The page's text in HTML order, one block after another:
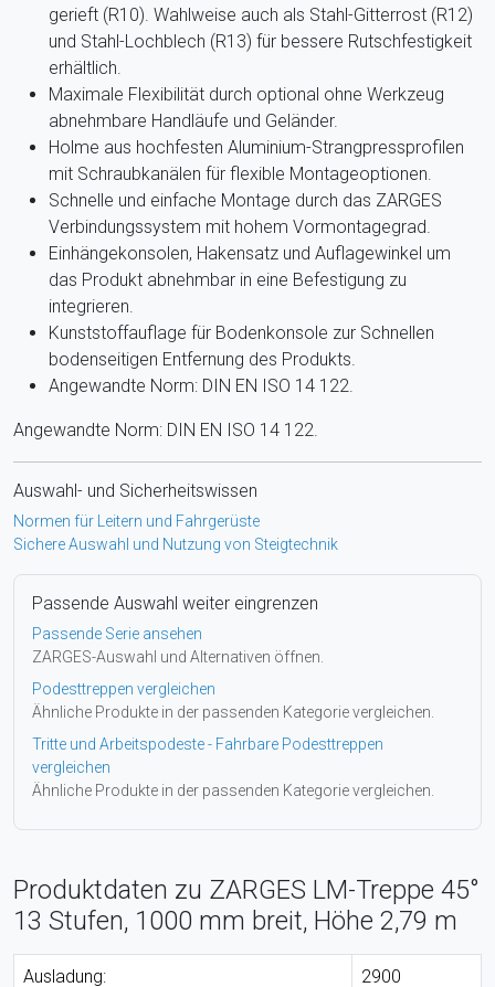
gerieft (R10). Wahlweise auch als Stahl-Gitterrost (R12)
und Stahl-Lochblech (R13) für bessere Rutschfestigkeit
erhältlich.
Maximale Flexibilität durch optional ohne Werkzeug
abnehmbare Handläufe und Geländer.
Holme aus hochfesten Aluminium-Strangpressprofilen
mit Schraubkanälen für flexible Montageoptionen.
Schnelle und einfache Montage durch das ZARGES
Verbindungssystem mit hohem Vormontagegrad.
Einhängekonsolen, Hakensatz und Auflagewinkel um
das Produkt abnehmbar in eine Befestigung zu
integrieren.
Kunststoffauflage für Bodenkonsole zur Schnellen
bodenseitigen Entfernung des Produkts.
Angewandte Norm: DIN EN ISO 14 122.
Angewandte Norm: DIN EN ISO 14 122.
Auswahl- und Sicherheitswissen
Normen für Leitern und Fahrgerüste
Sichere Auswahl und Nutzung von Steigtechnik
Passende Auswahl weiter eingrenzen
Passende Serie ansehen
ZARGES-Auswahl und Alternativen öffnen.
Podesttreppen vergleichen
Ähnliche Produkte in der passenden Kategorie vergleichen.
Tritte und Arbeitspodeste - Fahrbare Podesttreppen
vergleichen
Ähnliche Produkte in der passenden Kategorie vergleichen.
Produktdaten zu ZARGES LM-Treppe 45°
13 Stufen, 1000 mm breit, Höhe 2,79 m
Ausladung: 2900